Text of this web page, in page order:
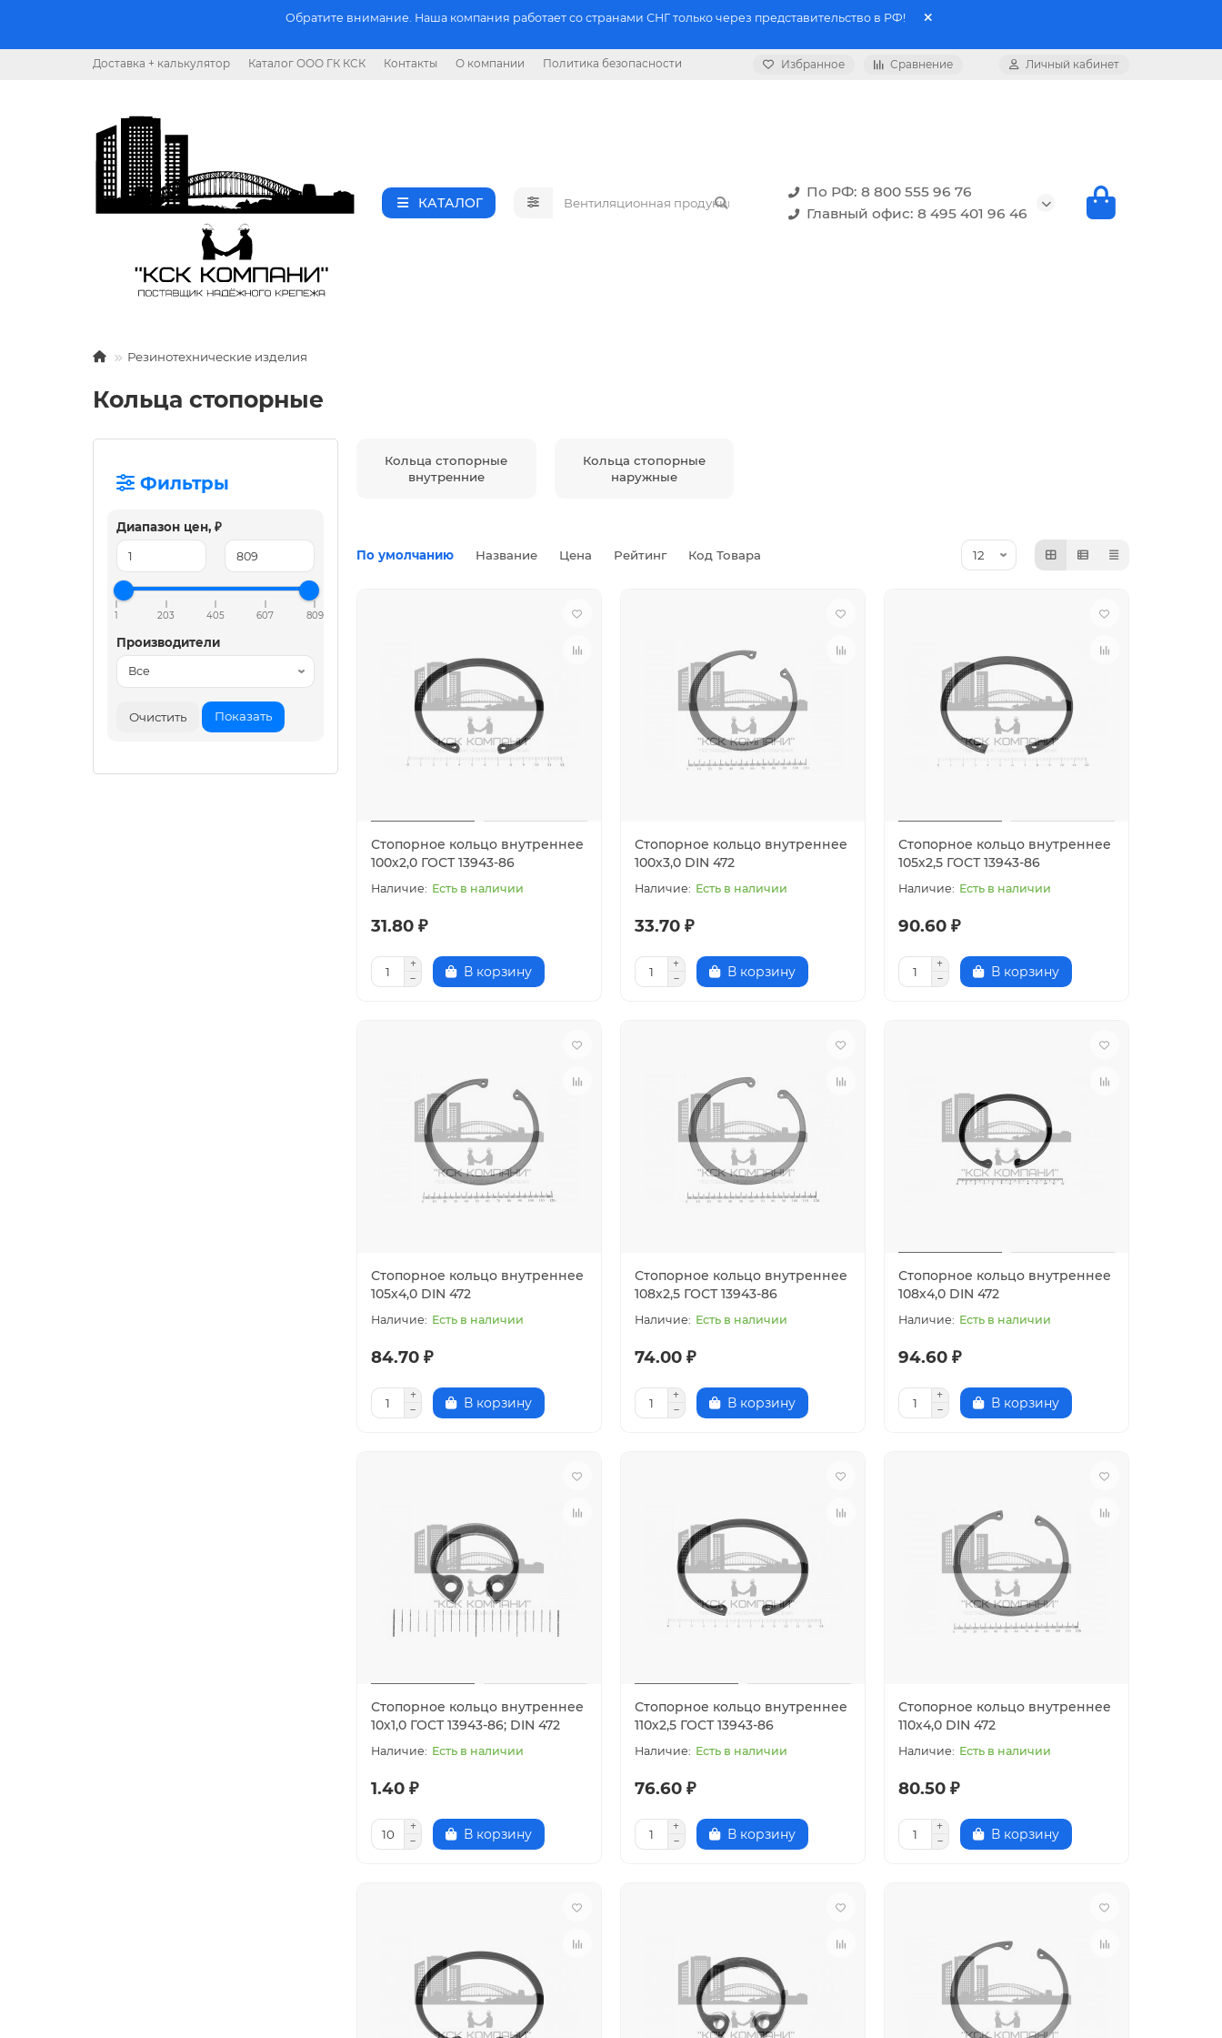
Обратите внимание. Наша компания работает со странами СНГ только через представительство в РФ!
Доставка + калькулятор Каталог ООО ГК КСК Контакты О компании Политика безопасности Избранное Сравнение Личный кабинет
КАТАЛОГ
По РФ: 8 800 555 96 76
Главный офис: 8 495 401 96 46
Резинотехнические изделия
Кольца стопорные
Фильтры
Диапазон цен, ₽
1 203 405 607 809
Производители
Очистить Показать
Кольца стопорные
внутренние
Кольца стопорные
наружные
По умолчанию Название Цена Рейтинг Код Товара
Стопорное кольцо внутреннее
100х2,0 ГОСТ 13943-86
Есть в наличии
31.80 ₽
В корзину
Стопорное кольцо внутреннее
100х3,0 DIN 472
Есть в наличии
33.70 ₽
В корзину
Стопорное кольцо внутреннее
105х2,5 ГОСТ 13943-86
Есть в наличии
90.60 ₽
В корзину
Стопорное кольцо внутреннее
105х4,0 DIN 472
Есть в наличии
84.70 ₽
В корзину
Стопорное кольцо внутреннее
108х2,5 ГОСТ 13943-86
Есть в наличии
74.00 ₽
В корзину
Стопорное кольцо внутреннее
108х4,0 DIN 472
Есть в наличии
94.60 ₽
В корзину
Стопорное кольцо внутреннее
10х1,0 ГОСТ 13943-86; DIN 472
Есть в наличии
1.40 ₽
В корзину
Стопорное кольцо внутреннее
110х2,5 ГОСТ 13943-86
Есть в наличии
76.60 ₽
В корзину
Стопорное кольцо внутреннее
110х4,0 DIN 472
Есть в наличии
80.50 ₽
В корзину